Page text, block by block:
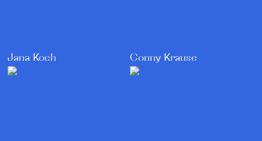
Jana Koch Conny Krause